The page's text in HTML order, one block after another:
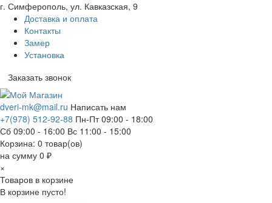
г. Симферополь, ул. Кавказская, 9
Доставка и оплата
Контакты
Замер
Установка
Заказать звонок
dveri-mk@mail.ru Написать нам
+7(978) 512-92-88 Пн-Пт 09:00 - 18:00
Сб 09:00 - 16:00 Вс 11:00 - 15:00
Корзина: 0 товар(ов)
на сумму 0 ₽
×
Товаров в корзине
В корзине пусто!